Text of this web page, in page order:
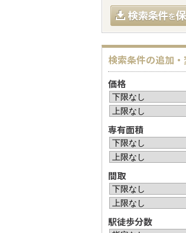
検索条件の追加・
価格
専有面積
間取
駅徒歩分数